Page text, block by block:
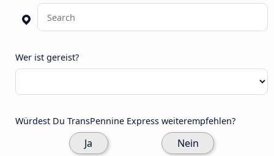
Wer ist gereist?
Würdest Du TransPennine Express weiterempfehlen?
Ja Nein